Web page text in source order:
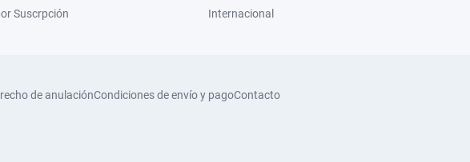
Suscrpción
Internacional
de anulaciónCondiciones de envío y pagoContacto